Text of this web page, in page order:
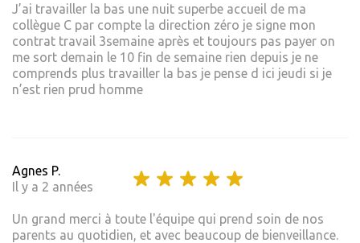
J’ai travailler la bas une nuit superbe accueil de ma
collègue C par compte la direction zéro je signe mon
contrat travail 3semaine après et toujours pas payer on
me sort demain le 10 fin de semaine rien depuis je ne
comprends plus travailler la bas je pense d ici jeudi si je
n’est rien prud homme
Agnes P.
Il y a 2 années
Un grand merci à toute l'équipe qui prend soin de nos
parents au quotidien, et avec beaucoup de bienveillance.